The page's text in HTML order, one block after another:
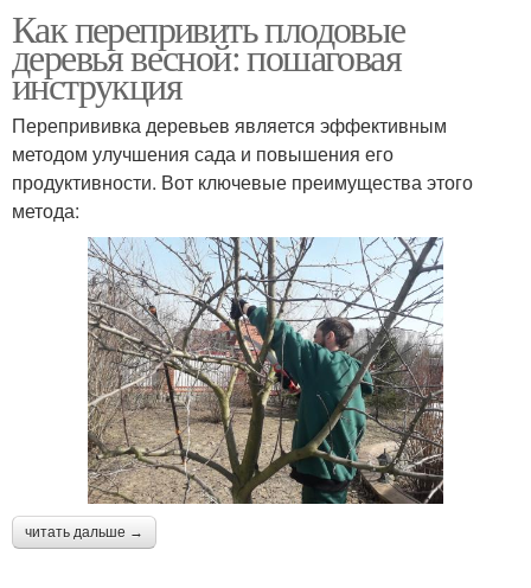
Как перепривить плодовые
деревья весной: пошаговая
инструкция
Перепрививка деревьев является эффективным
методом улучшения сада и повышения его
продуктивности. Вот ключевые преимущества этого
метода:
читать дальше →